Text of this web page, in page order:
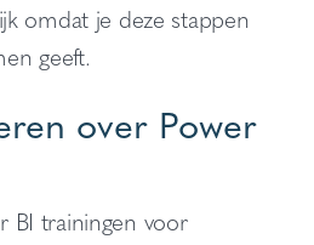
omdat je deze stappen
geeft.
over Power
BI trainingen voor